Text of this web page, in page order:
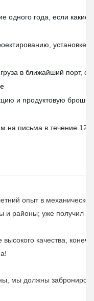
одного года, если
установке
в ближайший порт,
и продуктовую
на письма в течение 12
опыт в
и районы; уже получил
качества,
мы должны